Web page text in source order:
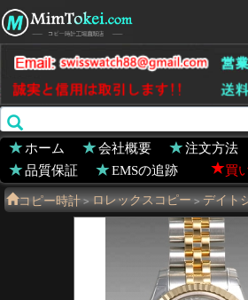
ホーム 会社概要 注文方法
品質保証
EMSの追跡 買
コピー時計 > ロレックスコピー > デイト